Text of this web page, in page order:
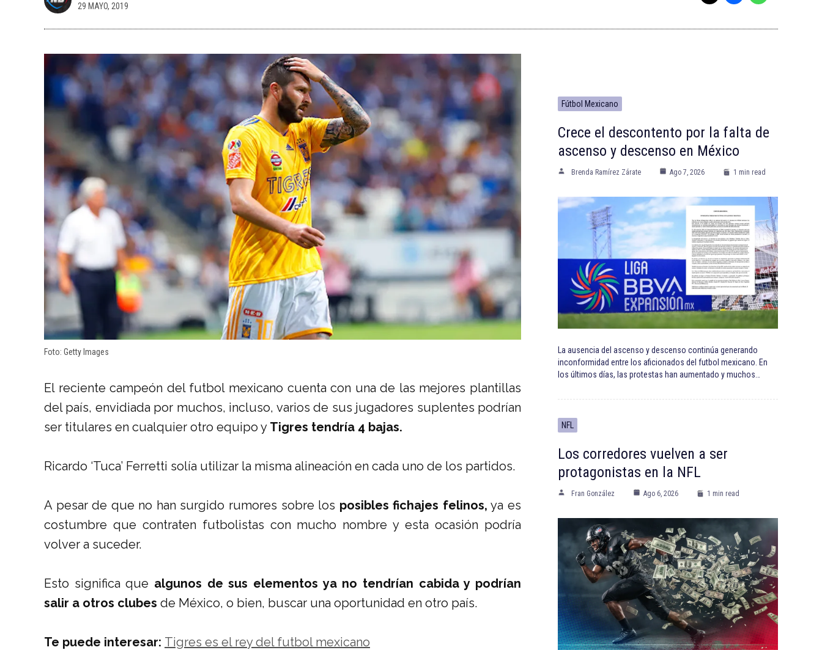
29 MAYO, 2019
Foto: Getty Images
El reciente campeón del futbol mexicano cuenta con una de las mejores plantillas
del país, envidiada por muchos, incluso, varios de sus jugadores suplentes podrían
ser titulares en cualquier otro equipo y Tigres tendría 4 bajas.
Ricardo ‘Tuca’ Ferretti solía utilizar la misma alineación en cada uno de los partidos.
A pesar de que no han surgido rumores sobre los posibles fichajes felinos, ya es
costumbre que contraten futbolistas con mucho nombre y esta ocasión podría
volver a suceder.
Esto significa que algunos de sus elementos ya no tendrían cabida y podrían
salir a otros clubes de México, o bien, buscar una oportunidad en otro país.
Te puede interesar: Tigres es el rey del futbol mexicano
Fútbol Mexicano
Crece el descontento por la falta de
ascenso y descenso en México
Brenda Ramírez Zárate Ago 7, 2026 1 min read
La ausencia del ascenso y descenso continúa generando
inconformidad entre los aficionados del futbol mexicano. En
los últimos días, las protestas han aumentado y muchos…
NFL
Los corredores vuelven a ser
protagonistas en la NFL
Fran González Ago 6, 2026 1 min read